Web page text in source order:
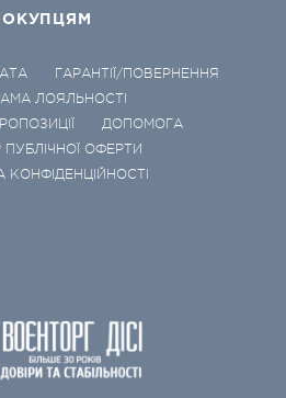
ГАРАНТІЇ/ПОВЕРНЕННЯ
ЛОЯЛЬНОСТІ
ДОПОМОГА
ПУБЛІЧНОЇ ОФЕРТИ
КОНФІДЕНЦІЙНОСТІ